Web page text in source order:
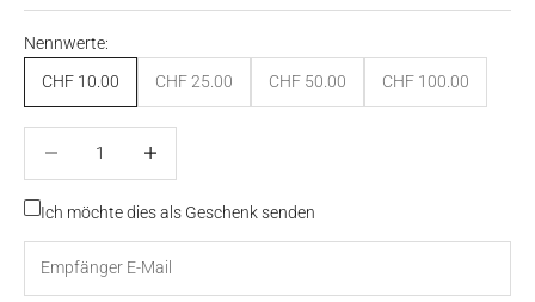
Nennwerte:
CHF 10.00 CHF 25.00 CHF 50.00 CHF 100.00
Ich möchte dies als Geschenk senden